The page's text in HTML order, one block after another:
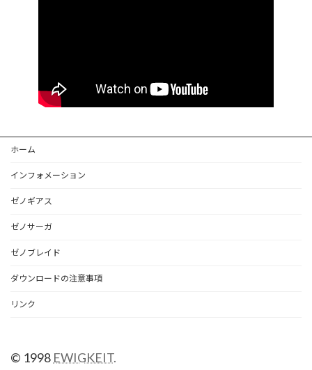
ホーム
インフォメーション
ゼノギアス
ゼノサーガ
ゼノブレイド
ダウンロードの注意事項
リンク
© 1998 EWIGKEIT.